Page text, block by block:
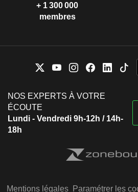
+ 1 300 000
membres
NOS EXPERTS À VOTRE
ÉCOUTE
Lundi - Vendredi 9h-12h / 14h-
18h
Mentions légales Paramétrer les